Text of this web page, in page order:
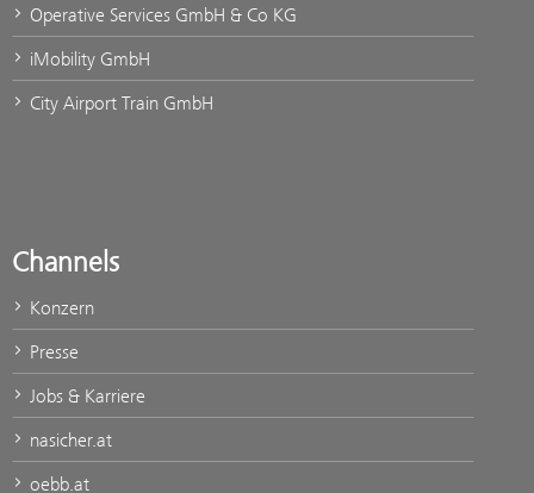
Operative Services GmbH & Co KG
iMobility GmbH
City Airport Train GmbH
Channels
Konzern
Presse
Jobs & Karriere
nasicher.at
oebb.at